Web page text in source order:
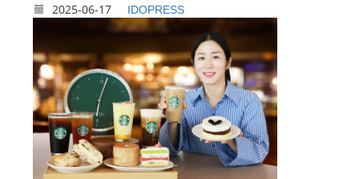
2025-06-17 IDOPRESS